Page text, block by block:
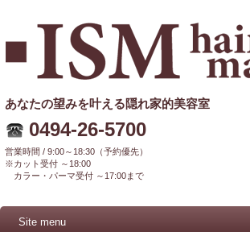
あなたの望みを叶える隠れ家的美容室
0494-26-5700
営業時間 / 9:00～18:30（予約優先）
※カット受付 ～18:00
カラー・パーマ受付 ～17:00まで
Site menu